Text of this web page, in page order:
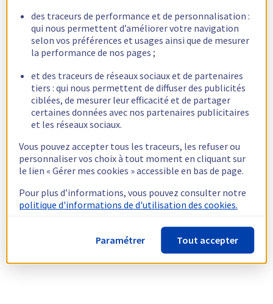
des traceurs de performance et de personnalisation :
qui nous permettent d’améliorer votre navigation
selon vos préférences et usages ainsi que de mesurer
la performance de nos pages ;
et des traceurs de réseaux sociaux et de partenaires
tiers : qui nous permettent de diffuser des publicités
ciblées, de mesurer leur efficacité et de partager
certaines données avec nos partenaires publicitaires
et les réseaux sociaux.
Vous pouvez accepter tous les traceurs, les refuser ou
personnaliser vos choix à tout moment en cliquant sur
le lien « Gérer mes cookies » accessible en bas de page.
Pour plus d’informations, vous pouvez consulter notre
politique d'informations de d'utilisation des cookies.
Paramétrer Tout accepter